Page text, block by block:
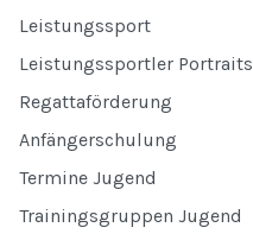
Leistungssport
Leistungssportler Portraits
Regattaförderung
Anfängerschulung
Termine Jugend
Trainingsgruppen Jugend